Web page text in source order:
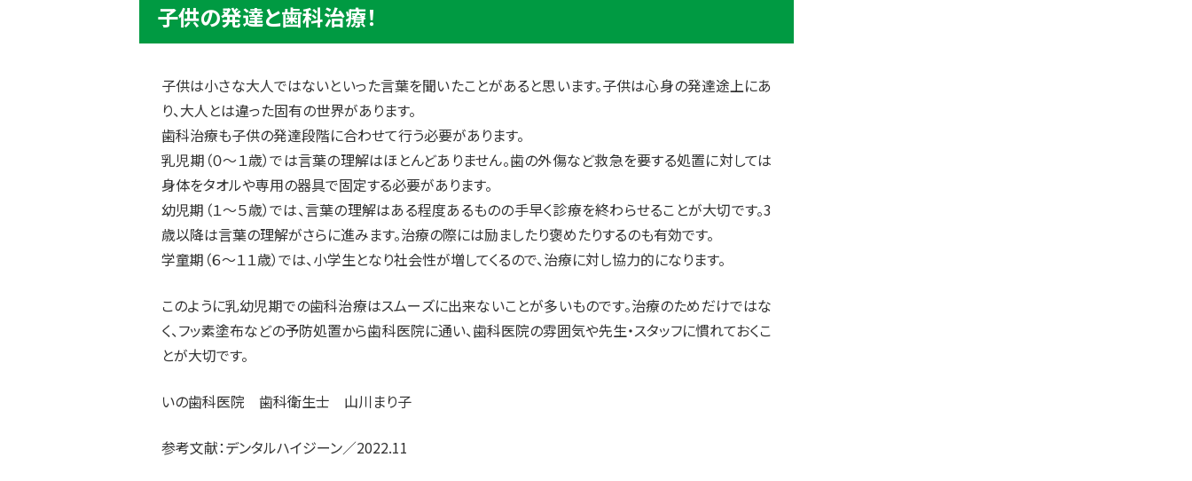
子供の発達と歯科治療！
子供は小さな大人ではないといった言葉を聞いたことがあると思います。子供は心身の発達途上にあ
り、大人とは違った固有の世界があります。
歯科治療も子供の発達段階に合わせて行う必要があります。
乳児期（０～１歳）では言葉の理解はほとんどありません。歯の外傷など救急を要する処置に対しては
身体をタオルや専用の器具で固定する必要があります。
幼児期（１～５歳）では、言葉の理解はある程度あるものの手早く診療を終わらせることが大切です。3
歳以降は言葉の理解がさらに進みます。治療の際には励ましたり褒めたりするのも有効です。
学童期（６～１１歳）では、小学生となり社会性が増してくるので、治療に対し協力的になります。
このように乳幼児期での歯科治療はスムーズに出来ないことが多いものです。治療のためだけではな
く、フッ素塗布などの予防処置から歯科医院に通い、歯科医院の雰囲気や先生・スタッフに慣れておくこ
とが大切です。
いの歯科医院 歯科衛生士 山川まり子
参考文献：デンタルハイジーン／2022.11